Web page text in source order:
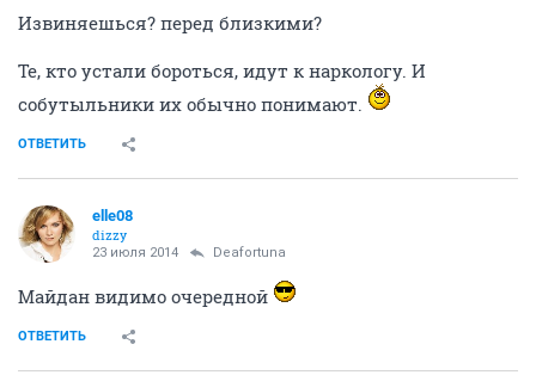
Извиняешься? перед близкими?
Те, кто устали бороться, идут к наркологу. И
собутыльники их обычно понимают.
ОТВЕТИТЬ
elle08
dizzy
23 июля 2014 Deafortuna
Майдан видимо очередной
ОТВЕТИТЬ